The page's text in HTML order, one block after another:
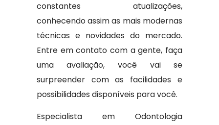
constantes atualizações,
conhecendo assim as mais modernas
técnicas e novidades do mercado.
Entre em contato com a gente, faça
uma avaliação, você vai se
surpreender com as facilidades e
possibilidades disponíveis para você.
Especialista em Odontologia